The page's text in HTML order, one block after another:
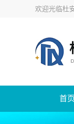
欢迎光临杜
首页